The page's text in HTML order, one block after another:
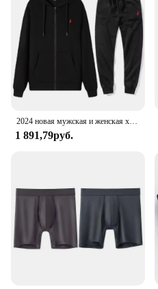
2024 новая мужская и женская хлопчатобумажная толстовка с вышивкой, спортивная толстовка больших размеров, комплект из двух предметов, подходит для осенней повседневной одежды.
1 891,79руб.